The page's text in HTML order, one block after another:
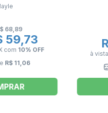
68,89
59,73
com 10% OFF
R$ 11,06
à